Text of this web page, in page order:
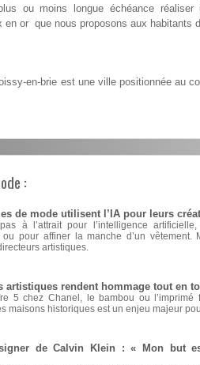
ou moins longue échéance
en or que nous proposons aux habitants
en-brie est une ville positionnée au
:
de mode utilisent l’IA pour leurs
à l’attrait pour l’intelligence
ou pour affiner la manche d’un vêtement.
artistiques.
artistiques rendent hommage tout en
5 chez Chanel, le bambou ou
maisons historiques est un enjeu majeur
de Calvin Klein : « Mon but